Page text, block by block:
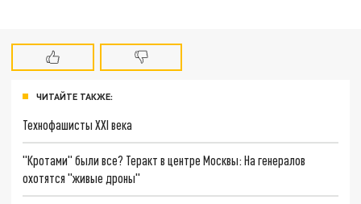
ЧИТАЙТЕ ТАКЖЕ:
Технофашисты XXI века
"Кротами" были все? Теракт в центре Москвы: На генералов
охотятся "живые дроны"